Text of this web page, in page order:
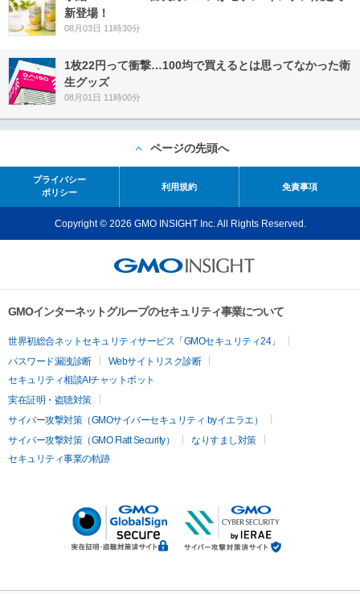
新登場！
08月03日 11時30分
1枚22円って衝撃…100均で買えるとは思ってなかった衛
生グッズ
08月01日 11時00分
ページの先頭へ
プライバシー
ポリシー
利用規約 免責事項
Copyright © 2026 GMO INSIGHT Inc. All Rights Reserved.
GMOインターネットグループのセキュリティ事業について
世界初総合ネットセキュリティサービス「GMOセキュリティ24」
パスワード漏洩診断
Webサイトリスク診断
セキュリティ相談AIチャットボット
実在証明・盗聴対策
サイバー攻撃対策（GMOサイバーセキュリティ byイエラエ）
サイバー攻撃対策（GMO Flatt Security）
なりすまし対策
セキュリティ事業の軌跡